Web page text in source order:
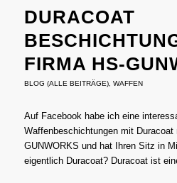
DURACOAT
FIRMA HS-
BLOG (ALLE BEITRÄGE), WAFFEN
Auf Facebook habe ich eine
Waffenbeschichtungen mit
GUNWORKS und hat Ihren Sitz in
eigentlich Duracoat? Duracoat ist